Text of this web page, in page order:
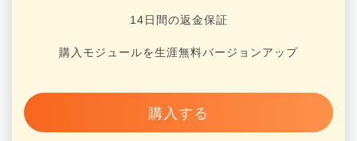
14日間の返金保証
購入モジュールを生涯無料バージョンアップ
購入する